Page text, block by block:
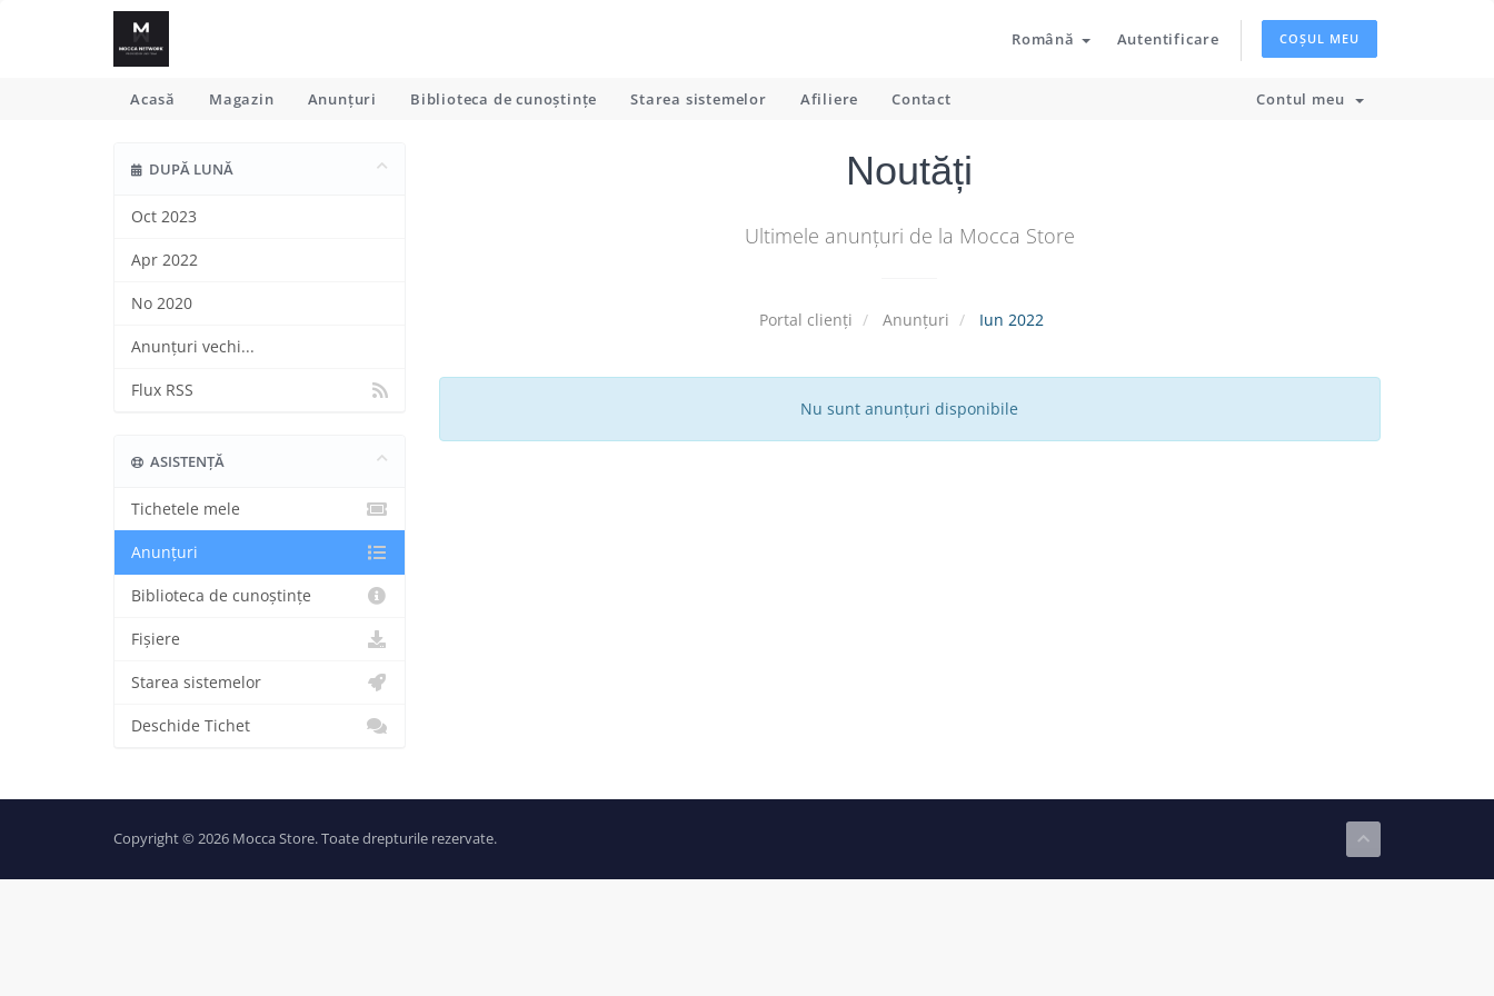
Română Autentificare COȘUL MEU
Acasă Magazin Anunțuri Biblioteca de cunoștințe Starea sistemelor Afiliere Contact Contul meu
Noutăți
Ultimele anunțuri de la Mocca Store
Portal clienți Anunțuri Iun 2022
DUPĂ LUNĂ
Oct 2023
Apr 2022
No 2020
Anunțuri vechi...
Flux RSS
Nu sunt anunțuri disponibile
ASISTENȚĂ
Tichetele mele
Anunțuri
Biblioteca de cunoștințe
Fișiere
Starea sistemelor
Deschide Tichet
Copyright © 2026 Mocca Store. Toate drepturile rezervate.